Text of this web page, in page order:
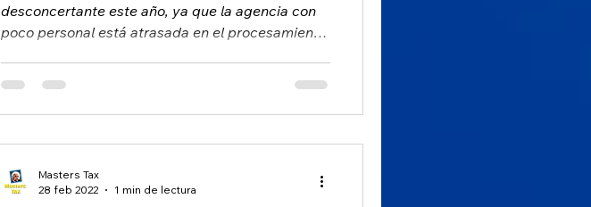
desconcertante este año, ya que la agencia con
poco personal está atrasada en el procesamiento
Masters Tax
28 feb 2022
1 min de lectura